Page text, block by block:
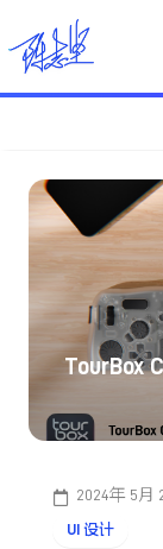
content
TourBox
2024年 5月
UI 设计